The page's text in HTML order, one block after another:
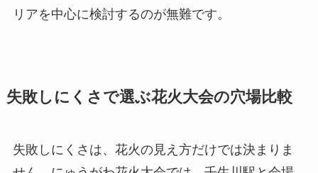
リアを中心に検討するのが無難です。
失敗しにくさで選ぶ花火大会の穴場比較
失敗しにくさは、花火の見え方だけでは決まりま